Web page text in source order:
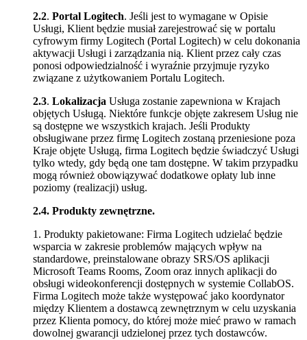
2.2. Portal Logitech. Jeśli jest to wymagane w Opisie
Usługi, Klient będzie musiał zarejestrować się w portalu
cyfrowym firmy Logitech (Portal Logitech) w celu dokonania
aktywacji Usługi i zarządzania nią. Klient przez cały czas
ponosi odpowiedzialność i wyraźnie przyjmuje ryzyko
związane z użytkowaniem Portalu Logitech.
2.3. Lokalizacja Usługa zostanie zapewniona w Krajach
objętych Usługą. Niektóre funkcje objęte zakresem Usług nie
są dostępne we wszystkich krajach. Jeśli Produkty
obsługiwane przez firmę Logitech zostaną przeniesione poza
Kraje objęte Usługą, firma Logitech będzie świadczyć Usługi
tylko wtedy, gdy będą one tam dostępne. W takim przypadku
mogą również obowiązywać dodatkowe opłaty lub inne
poziomy (realizacji) usług.
2.4. Produkty zewnętrzne.
1. Produkty pakietowane: Firma Logitech udzielać będzie
wsparcia w zakresie problemów mających wpływ na
standardowe, preinstalowane obrazy SRS/OS aplikacji
Microsoft Teams Rooms, Zoom oraz innych aplikacji do
obsługi wideokonferencji dostępnych w systemie CollabOS.
Firma Logitech może także występować jako koordynator
między Klientem a dostawcą zewnętrznym w celu uzyskania
przez Klienta pomocy, do której może mieć prawo w ramach
dowolnej gwarancji udzielonej przez tych dostawców.